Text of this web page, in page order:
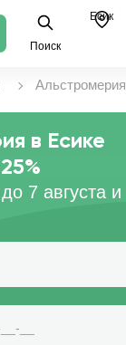
Поиск
Есик
Альстромерия
в Есике
7 августа и